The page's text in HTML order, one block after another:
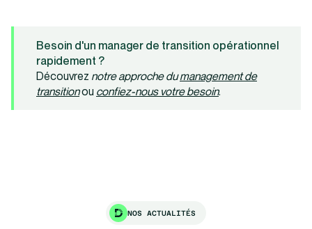
Besoin d'un manager de transition opérationnel
rapidement ?
Découvrez notre approche dumanagement de
transitionou confiez-nous votre besoin.
NOS ACTUALITÉS